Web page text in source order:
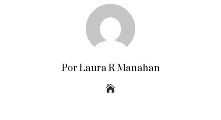
Por Laura R Manahan